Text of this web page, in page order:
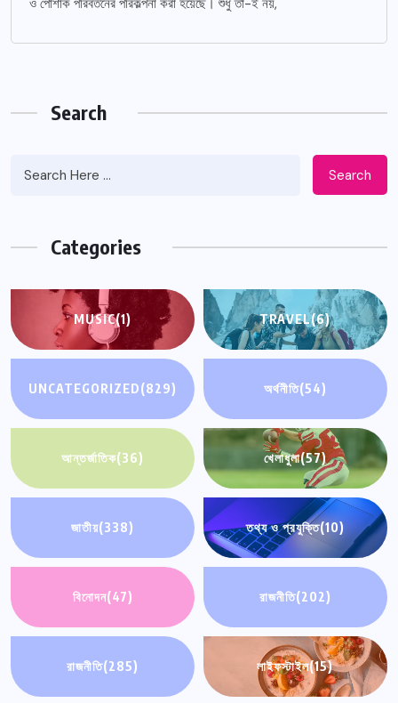
ও পোশাক পরিবর্তনের পরিকল্পনা করা হয়েছে। শুধু তা-ই নয়,
Search
Search
Categories
MUSIC(1) TRAVEL(6)
UNCATEGORIZED(829) অর্থনীতি(54)
আন্তর্জাতিক(36) খেলাধুলা(57)
জাতীয়(338) তথ্য ও প্রযুক্তি(10)
বিনোদন(47) রাজনীতি(202)
রাজনীতি(285) লাইফস্টাইল(15)